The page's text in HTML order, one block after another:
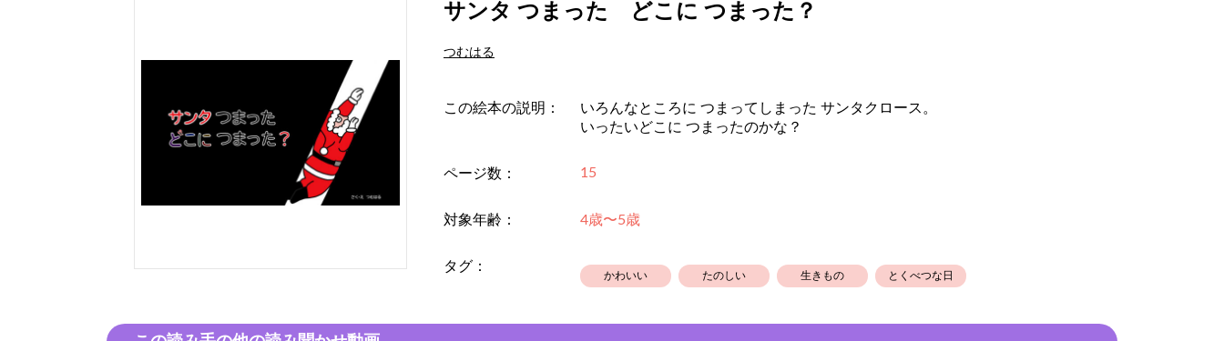
サンタ つまった どこに つまった？
つむはる
この絵本の説明：
いろんなところに つまってしまった サンタクロース。
いったいどこに つまったのかな？
ページ数： 15
対象年齢： 4歳〜5歳
タグ：
かわいい たのしい 生きもの とくべつな日